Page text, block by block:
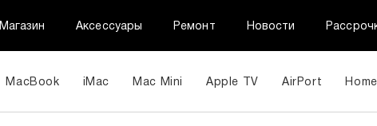
Магазин Аксессуары Ремонт Новости
MacBook iMac Mac Mini Apple TV AirPort